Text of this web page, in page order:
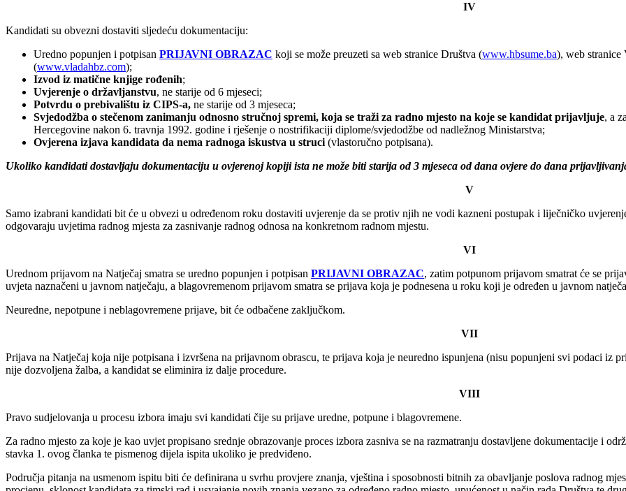
IV
Kandidati su obvezni dostaviti sljedeću dokumentaciju:
Uredno popunjen i potpisan PRIJAVNI OBRAZAC koji se može preuzeti sa web stranice Društva (www.hbsume.ba), web stranice
(www.vladahbz.com);
Izvod iz matične knjige rođenih;
Uvjerenje o državljanstvu, ne starije od 6 mjeseci;
Potvrdu o prebivalištu iz CIPS-a, ne starije od 3 mjeseca;
Svjedodžba o stečenom zanimanju odnosno stručnoj spremi, koja se traži za radno mjesto na koje se kandidat prijavljuje, a
Hercegovine nakon 6. travnja 1992. godine i rješenje o nostrifikaciji diplome/svjedodžbe od nadležnog Ministarstva;
Ovjerena izjava kandidata da nema radnoga iskustva u struci (vlastoručno potpisana).
Ukoliko kandidati dostavljaju dokumentaciju u ovjerenoj kopiji ista ne može biti starija od 3 mjeseca od dana ovjere do dana
V
Samo izabrani kandidati bit će u obvezi u određenom roku dostaviti uvjerenje da se protiv njih ne vodi kazneni postupak i liječničko
odgovaraju uvjetima radnog mjesta za zasnivanje radnog odnosa na konkretnom radnom mjestu.
VI
Urednom prijavom na Natječaj smatra se uredno popunjen i potpisan PRIJAVNI OBRAZAC, zatim potpunom prijavom smatrat će se
uvjeta naznačeni u javnom natječaju, a blagovremenom prijavom smatra se prijava koja je podnesena u roku koji je određen u javnom
Neuredne, nepotpune i neblagovremene prijave, bit će odbačene zaključkom.
VII
Prijava na Natječaj koja nije potpisana i izvršena na prijavnom obrascu, te prijava koja je neuredno ispunjena (nisu popunjeni svi podaci iz
nije dozvoljena žalba, a kandidat se eliminira iz dalje procedure.
VIII
Pravo sudjelovanja u procesu izbora imaju svi kandidati čije su prijave uredne, potpune i blagovremene.
Za radno mjesto za koje je kao uvjet propisano srednje obrazovanje proces izbora zasniva se na razmatranju dostavljene dokumentacije i
stavka 1. ovog članka te pismenog dijela ispita ukoliko je predviđeno.
Područja pitanja na usmenom ispitu biti će definirana u svrhu provjere znanja, vještina i sposobnosti bitnih za obavljanje poslova radnog